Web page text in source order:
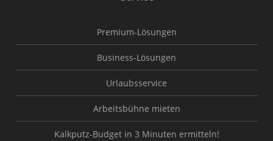
Premium-Lösungen
Business-Lösungen
Urlaubsservice
Arbeitsbühne mieten
Kalkputz-Budget in 3 Minuten ermitteln!